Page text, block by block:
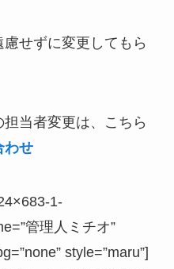
せずに変更してもら
当者変更は、こちら
わせ
1-
管理人ミチオ”
style=”maru”]